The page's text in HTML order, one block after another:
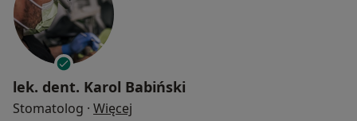
lek. dent. Karol Babiński
Stomatolog · Więcej